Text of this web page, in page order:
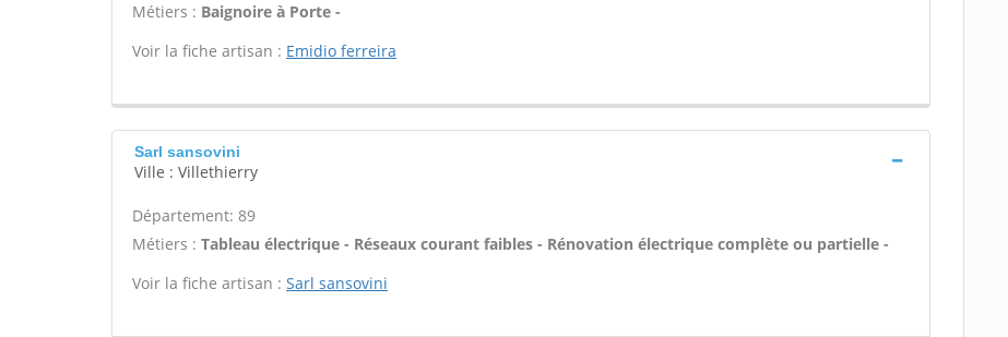
Métiers : Baignoire à Porte -
Voir la fiche artisan : Emidio ferreira
Sarl sansovini
Ville : Villethierry
Département: 89
Métiers : Tableau électrique - Réseaux courant faibles - Rénovation électrique complète ou partielle -
Voir la fiche artisan : Sarl sansovini